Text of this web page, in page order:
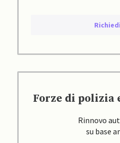
Richiedi
Forze di polizia
Rinnovo
su base